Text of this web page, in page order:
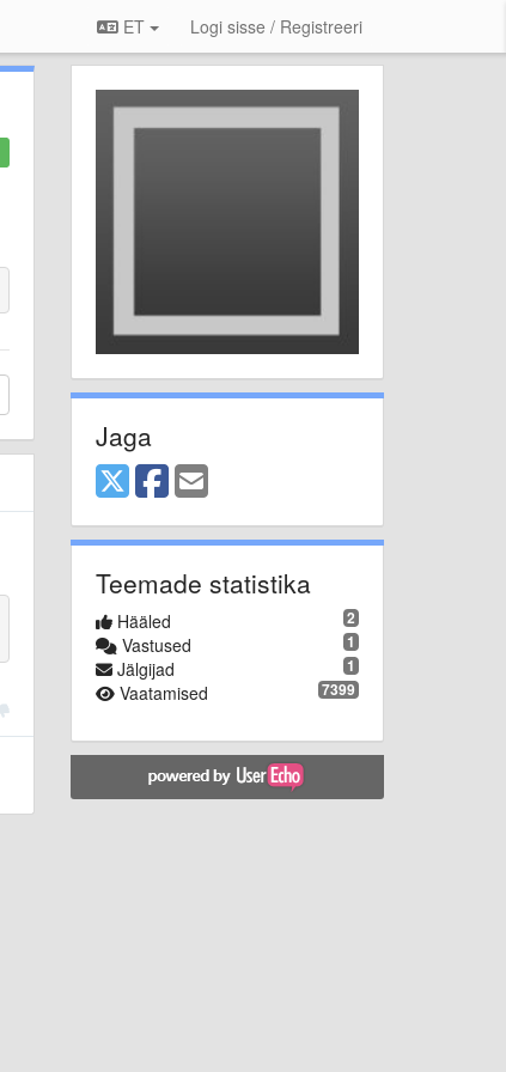
ET Logi sisse / Registreeri
Jaga
Teemade statistika
2
Hääled
1
Vastused
1
Jälgijad
7399
Vaatamised